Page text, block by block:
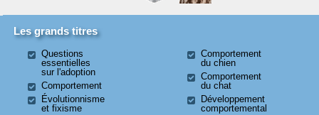
Les grands titres
Questions
essentielles
sur l'adoption
Comportement
Évolutionnisme
et fixisme
Comportement
du chien
Comportement
du chat
Développement
comportemental